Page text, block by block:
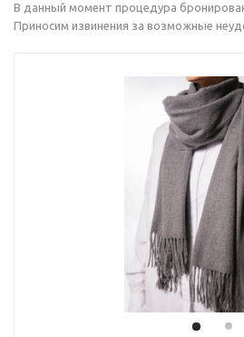
В данный момент процедура
Приносим извинения за возможные